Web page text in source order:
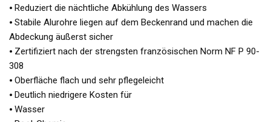
⦁ Reduziert die nächtliche Abkühlung des Wassers
⦁ Stabile Alurohre liegen auf dem Beckenrand und machen die
Abdeckung äußerst sicher
⦁ Zertifiziert nach der strengsten französischen Norm NF P 90-
308
⦁ Oberfläche flach und sehr pflegeleicht
⦁ Deutlich niedrigere Kosten für
⦁ Wasser